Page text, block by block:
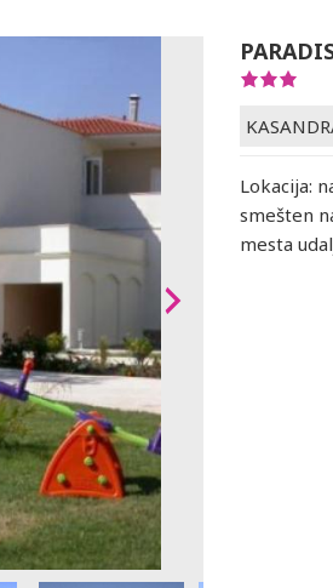
Lokacija:
smešten
mesta